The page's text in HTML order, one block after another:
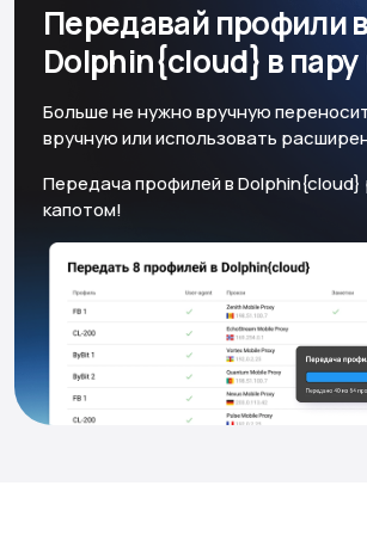
Передавай профили в
Dolphin{cloud} в пару
Больше не нужно вручную
вручную или использовать
Передача профилей в
капотом!